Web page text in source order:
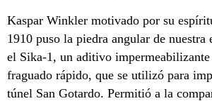
Kaspar Winkler motivado por su
1910 puso la piedra angular de nuestra
el Sika-1, un aditivo
fraguado rápido, que se utilizó para
túnel San Gotardo. Permitió a la